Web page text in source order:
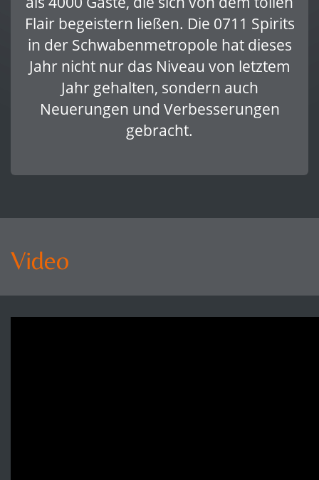
als 4000 Gäste, die sich von dem tollen
Flair begeistern ließen. Die 0711 Spirits
in der Schwabenmetropole hat dieses
Jahr nicht nur das Niveau von letztem
Jahr gehalten, sondern auch
Neuerungen und Verbesserungen
gebracht.
Video